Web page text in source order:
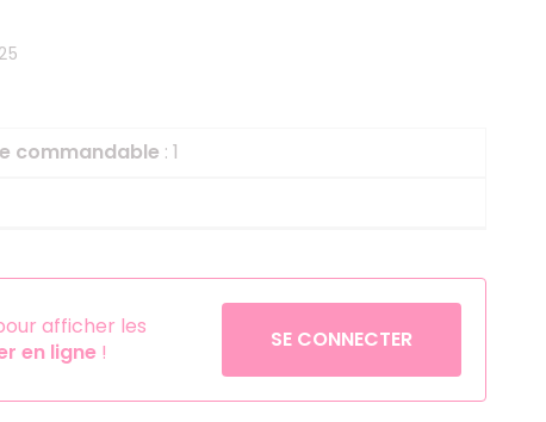
Petronix Defenders
Pokémon
Robin des Bois
commandable : 1
afficher les
en ligne ! SE CONNECTER